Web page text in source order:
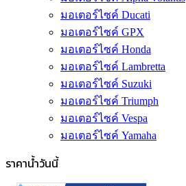
มอเตอร์ไซค์ Ducati
มอเตอร์ไซค์ GPX
มอเตอร์ไซค์ Honda
มอเตอร์ไซค์ Lambretta
มอเตอร์ไซค์ Suzuki
มอเตอร์ไซค์ Triumph
มอเตอร์ไซค์ Vespa
มอเตอร์ไซค์ Yamaha
ราคาน้ำวันนี้